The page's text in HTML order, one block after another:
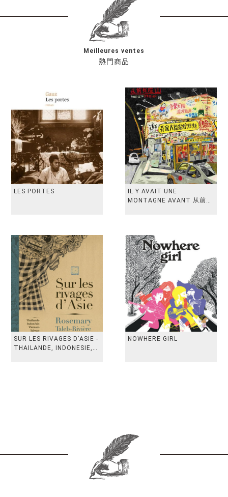
熱門商品
Meilleures ventes
LES PORTES
IL Y AVAIT UNE
MONTAGNE AVANT 从前有
SUR LES RIVAGES D'ASIE -
THAILANDE, INDONESIE,
NOWHERE GIRL